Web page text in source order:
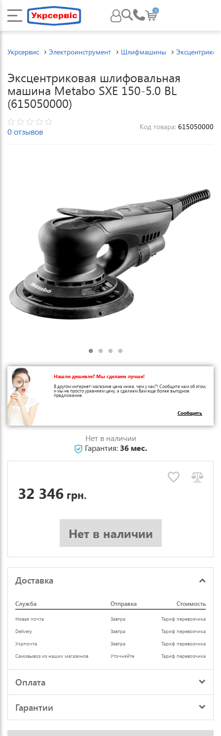
0
Укрсервис Электроинструмент Шлифмашины
Эксцентриковая шлифовальная
машина Metabo SXE 150-5.0 BL
(615050000)
0 отзывов Код товара: 615050000
Нашли дешевле? Мы сделаем лучше!
В другом интернет-магазине цена ниже, чем у нас?! Сообщите нам об этом,
и мы не просто уравняем цену, а сделаем Вам еще более выгодное
предложение.
Сообщить
Нет в наличии
Гарантия: 36 мес.
32 346 грн.
Нет в наличии
Доставка
Служба Отправка Стоимость
Новая почта Завтра
Тариф перевозчика
Delivery
Завтра
Тариф перевозчика
Укрпочта
Завтра
Тариф перевозчика
Самовывоз из наших магазинов
Уточняйте Тариф перевозчика
Оплата
Гарантии